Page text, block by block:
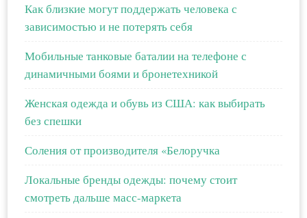
Как близкие могут поддержать человека с
зависимостью и не потерять себя
Мобильные танковые баталии на телефоне с
динамичными боями и бронетехникой
Женская одежда и обувь из США: как выбирать
без спешки
Соления от производителя «Белоручка
Локальные бренды одежды: почему стоит
смотреть дальше масс-маркета